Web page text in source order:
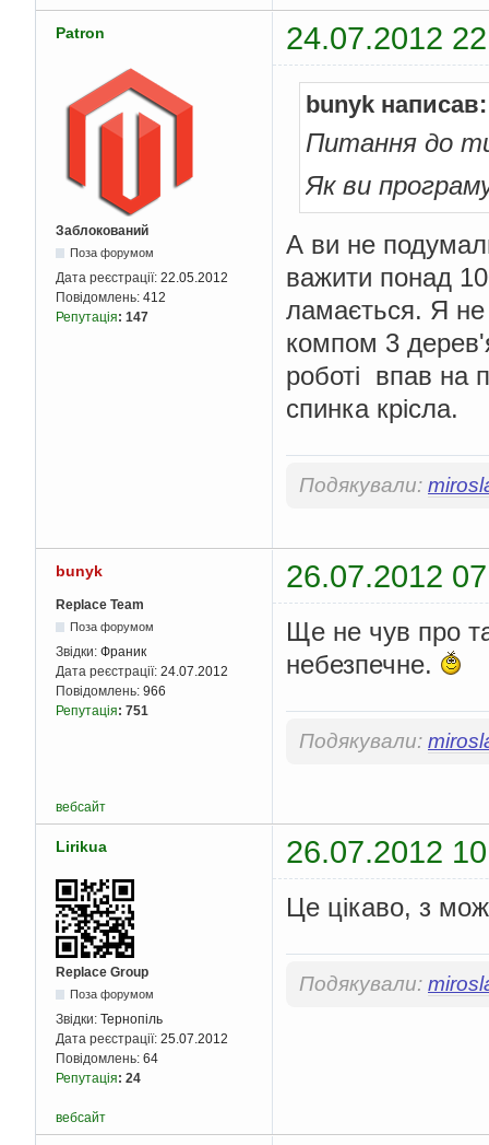
Patron 24.07.2012
Заблокований
Поза форумом
Дата реєстрації: 22.05.2012
Повідомлень: 412
Репутація: 147
bunyk написав:
Питання до
Як ви
А ви не
важити понад
ламається. Я не
компом 3
роботі впав на
спинка крісла.
Подякували:
bunyk 26.07.2012
Replace Team
Поза форумом
Звідки: Франик
Дата реєстрації: 24.07.2012
Повідомлень: 966
Репутація: 751
Ще не чув про
небезпечне.
Подякували:
вебсайт
Lirikua 26.07.2012
Replace Group
Поза форумом
Звідки: Тернопіль
Дата реєстрації: 25.07.2012
Повідомлень: 64
Репутація: 24
Це цікаво, з
Подякували:
вебсайт